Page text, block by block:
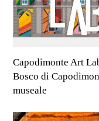
Capodimonte Art
Bosco di
museale